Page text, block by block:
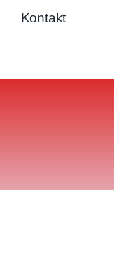
Kontakt